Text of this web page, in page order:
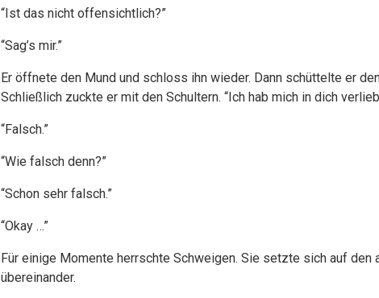
“Ist das nicht offensichtlich?”
“Sag’s mir.”
Er öffnete den Mund und schloss ihn wieder. Dann schüttelte er
Schließlich zuckte er mit den Schultern. “Ich hab mich in dich
“Falsch.”
“Wie falsch denn?”
“Schon sehr falsch.”
“Okay …”
Für einige Momente herrschte Schweigen. Sie setzte sich auf den
übereinander.